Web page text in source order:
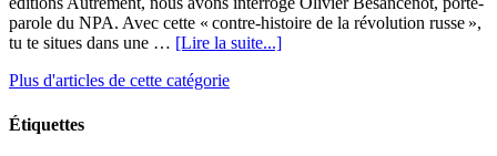
parole du NPA. Avec cette « contre-histoire de la révolution russe »,
tu te situes dans une … [Lire la suite...]
Plus d'articles de cette catégorie
Étiquettes